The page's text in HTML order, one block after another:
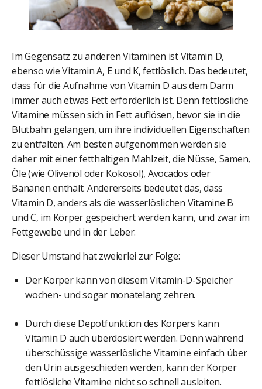
Im Gegensatz zu anderen Vitaminen ist Vitamin D,
ebenso wie Vitamin A, E und K, fettlöslich. Das bedeutet,
dass für die Aufnahme von Vitamin D aus dem Darm
immer auch etwas Fett erforderlich ist. Denn fettlösliche
Vitamine müssen sich in Fett auflösen, bevor sie in die
Blutbahn gelangen, um ihre individuellen Eigenschaften
zu entfalten. Am besten aufgenommen werden sie
daher mit einer fetthaltigen Mahlzeit, die Nüsse, Samen,
Öle (wie Olivenöl oder Kokosöl), Avocados oder
Bananen enthält. Andererseits bedeutet das, dass
Vitamin D, anders als die wasserlöslichen Vitamine B
und C, im Körper gespeichert werden kann, und zwar im
Fettgewebe und in der Leber.
Dieser Umstand hat zweierlei zur Folge:
Der Körper kann von diesem Vitamin-D-Speicher
wochen- und sogar monatelang zehren.
Durch diese Depotfunktion des Körpers kann
Vitamin D auch überdosiert werden. Denn während
überschüssige wasserlösliche Vitamine einfach über
den Urin ausgeschieden werden, kann der Körper
fettlösliche Vitamine nicht so schnell ausleiten.